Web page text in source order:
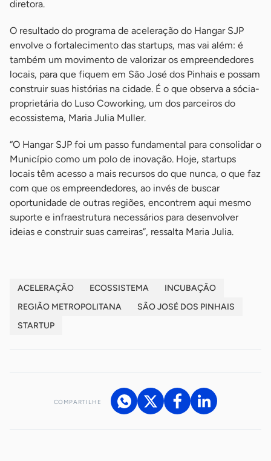
diretora.
O resultado do programa de aceleração do Hangar SJP
envolve o fortalecimento das startups, mas vai além: é
também um movimento de valorizar os empreendedores
locais, para que fiquem em São José dos Pinhais e possam
construir suas histórias na cidade. É o que observa a sócia-
proprietária do Luso Coworking, um dos parceiros do
ecossistema, Maria Julia Muller.
“O Hangar SJP foi um passo fundamental para consolidar o
Município como um polo de inovação. Hoje, startups
locais têm acesso a mais recursos do que nunca, o que faz
com que os empreendedores, ao invés de buscar
oportunidade de outras regiões, encontrem aqui mesmo
suporte e infraestrutura necessários para desenvolver
ideias e construir suas carreiras”, ressalta Maria Julia.
ACELERAÇÃO ECOSSISTEMA
INCUBAÇÃO
REGIÃO METROPOLITANA
SÃO JOSÉ DOS PINHAIS
STARTUP
COMPARTILHE